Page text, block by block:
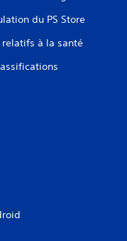
du PS Store
à la santé